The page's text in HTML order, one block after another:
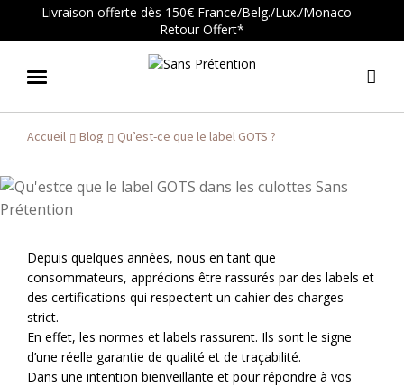
Livraison offerte dès 150€ France/Belg./Lux./Monaco –
Retour Offert*
Aller
Aller
Accueil Blog Qu’est-ce que le label GOTS ?
Depuis quelques années, nous en tant que
consommateurs, apprécions être rassurés par des labels et
des certifications qui respectent un cahier des charges
strict.
En effet, les normes et labels rassurent. Ils sont le signe
d’une réelle garantie de qualité et de traçabilité.
Dans une intention bienveillante et pour répondre à vos